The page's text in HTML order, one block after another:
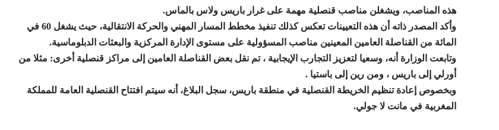
هذه المناصب، ويشغلن مناصب قنصلية مهمة على غرار باريس ولاس بالماس.
وأكد المصدر ذاته أن هذه التعيينات تعكس كذلك تنفيذ مخطط المسار المهني والحركة الانتقالية، حيث يشغل 60 في
المائة من القناصلة العامين المعينين مناصب المسؤولية على مستوى الإدارة المركزية والبعثات الدبلوماسية.
وتابعت الوزارة أنه، وسعيا لتعزيز التجارب الإيجابية ، تم نقل بعض القناصلة العامين إلى مراكز قنصلية أخرى: مثلا من
أورلي إلى باريس ، ومن رين إلى باستيا .
وبخصوص إعادة تنظيم الخريطة القنصلية في منطقة باريس، سجل البلاغ، أنه سيتم افتتاح القنصلية العامة للمملكة
المغربية في مانت لا جولي.